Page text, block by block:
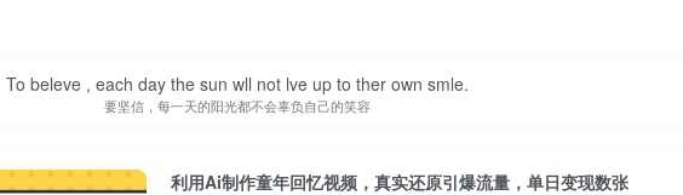
To beleve , each day the sun wll not lve up to ther own smle.
要坚信，每一天的阳光都不会辜负自己的笑容
利用Ai制作童年回忆视频，真实还原引爆流量，单日变现数张